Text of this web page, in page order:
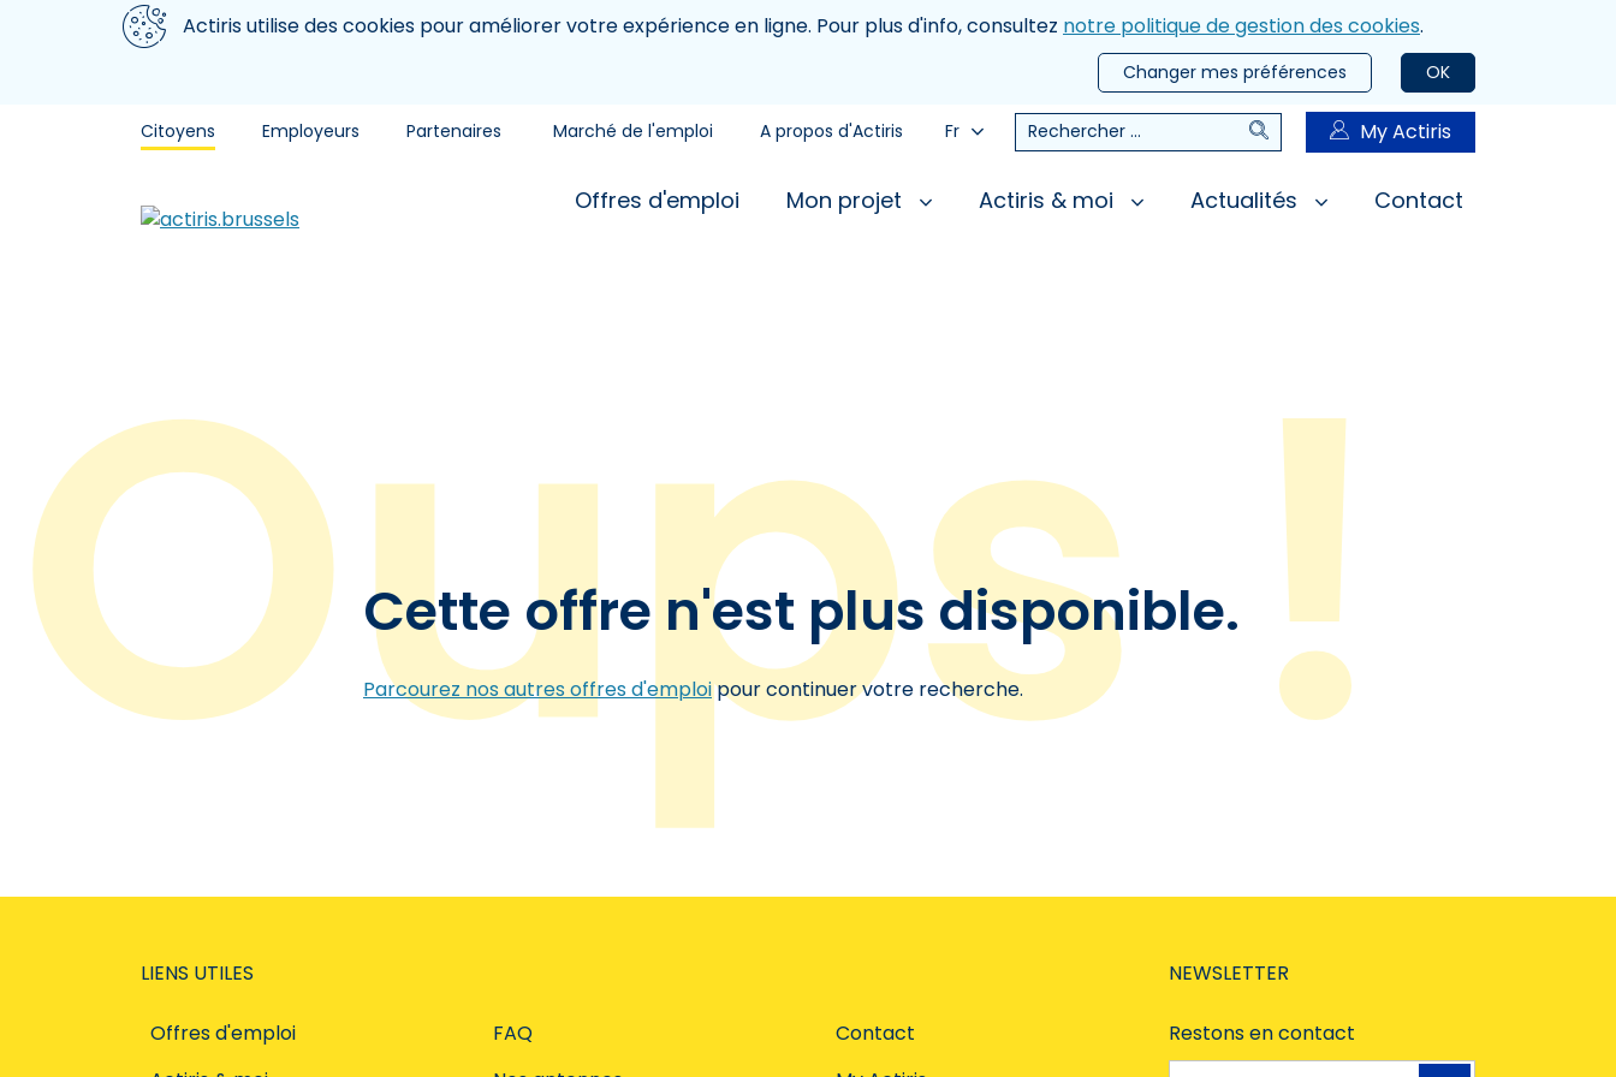
Aller au contenu principal
Nous utilisons des cookiesActiris utilise des cookies pour améliorer votre expérience en ligne. Pour plus d'info, consultez notre politique de gestion des cookies.
OK
Changer mes préférences
Citoyens Employeurs Partenaires Marché de l'emploi A propos d'Actiris Fr Rechercher RechercherMy Actiris
Offres d'emploi Mon projet Actiris & moi Actualités Contact
Cette offre n'est plus disponible.
Parcourez nos autres offres d'emploipour continuer votre recherche.
LIENS UTILES
Offres d'emploi
FAQ
Contact
NEWSLETTER
Restons en contact